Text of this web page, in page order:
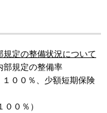
規定の整備状況について
部規定の整備率
００％、少額短期保険
００％）